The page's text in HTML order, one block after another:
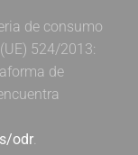
de consumo
524/2013:
de
odr.